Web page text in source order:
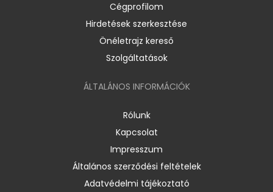
Cégprofilom
Hirdetések szerkesztése
Önéletrajz kereső
Szolgáltatások
ÁLTALÁNOS INFORMÁCIÓK
Rólunk
Kapcsolat
Impresszum
Általános szerződési feltételek
Adatvédelmi tájékoztató